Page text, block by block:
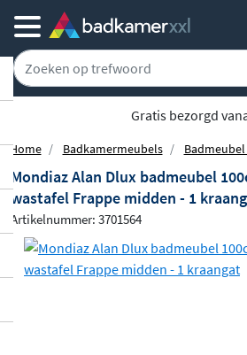
Gratis bezorgd
Home Badkamermeubels Badmeubel
Mondiaz Alan Dlux badmeubel
wastafel Frappe midden - 1
Artikelnummer: 3701564